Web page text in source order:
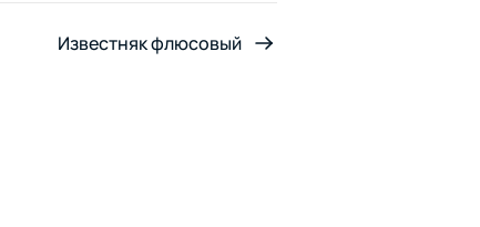
Известняк флюсовый